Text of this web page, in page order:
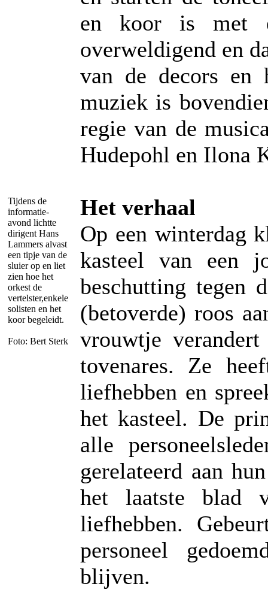
Tijdens de
informatie-
avond lichtte
dirigent Hans
Lammers alvast
een tipje van de
sluier op en liet
zien hoe het
orkest de
vertelster,enkele
solisten en het
koor begeleidt.
Foto: Bert Sterk
en koor is met
overweldigend en
van de decors en
muziek is
regie van de
Hudepohl en Ilona
Het verhaal
Op een winterdag
kasteel van een
beschutting tegen
(betoverde) roos
vrouwtje
tovenares. Ze
liefhebben en
het kasteel. De
alle
gerelateerd aan
het laatste blad
liefhebben.
personeel
blijven.